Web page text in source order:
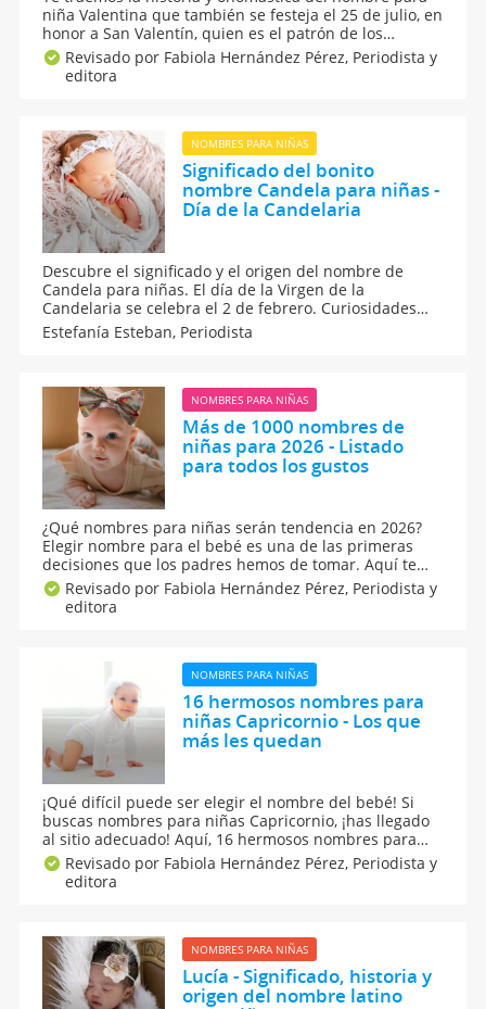
niña Valentina que también se festeja el 25 de julio, en
honor a San Valentín, quien es el patrón de los
enamorados, cuyo patronazgo se debe a la
coincidencia de la fecha de su fiesta de santo con la
Revisado por Fabiola Hernández Pérez, Periodista y
editora
NOMBRES PARA NIÑAS
Significado del bonito
nombre Candela para niñas -
Día de la Candelaria
Descubre el significado y el origen del nombre de
Candela para niñas. El día de la Virgen de la
Candelaria se celebra el 2 de febrero. Curiosidades
sobre el nombre de Candela para niñas. Las niñas que
se llaman Candela o Candelaria, son sinceras y
Estefanía Esteban, Periodista
NOMBRES PARA NIÑAS
Más de 1000 nombres de
niñas para 2026 - Listado
para todos los gustos
¿Qué nombres para niñas serán tendencia en 2026?
Elegir nombre para el bebé es una de las primeras
decisiones que los padres hemos de tomar. Aquí te
ofrecemos más de 1000 opciones de nombres de
niñas 2026. Un listado completo con nombres de
mujer cortos, dulces, no comunes... ¡para todos los
Revisado por Fabiola Hernández Pérez, Periodista y
editora
NOMBRES PARA NIÑAS
16 hermosos nombres para
niñas Capricornio - Los que
más les quedan
¡Qué difícil puede ser elegir el nombre del bebé! Si
buscas nombres para niñas Capricornio, ¡has llegado
al sitio adecuado! Aquí, 16 hermosos nombres para
niñas Capricornio, los que más les quedan a quienes
nacen bajo la influencia del signo de la cabra, así
como su significado y origen. Los amarás.
Revisado por Fabiola Hernández Pérez, Periodista y
editora
NOMBRES PARA NIÑAS
Lucía - Significado, historia y
origen del nombre latino